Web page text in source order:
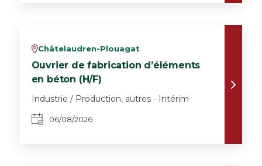
vChâtelaudren-Plouagat
Ouvrier de fabrication d’éléments
en béton (H/F)
Industrie / Production, autres - Intérim
06/08/2026